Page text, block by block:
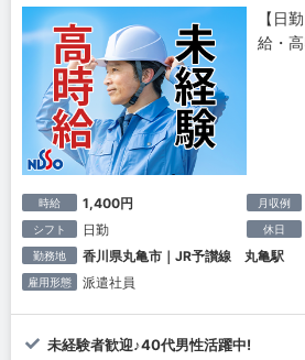
【日
給・
時給 1,400円 月収例
シフト 日勤 休日
勤務地 香川県丸亀市｜JR予讃線 丸亀駅
雇用形態 派遣社員
未経験者歓迎♪40代男性活躍中!